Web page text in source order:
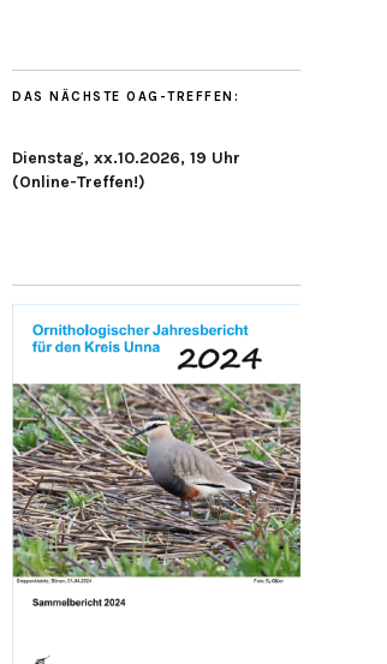
DAS NÄCHSTE OAG-TREFFEN:
Dienstag, xx.10.2026, 19 Uhr
(Online-Treffen!)